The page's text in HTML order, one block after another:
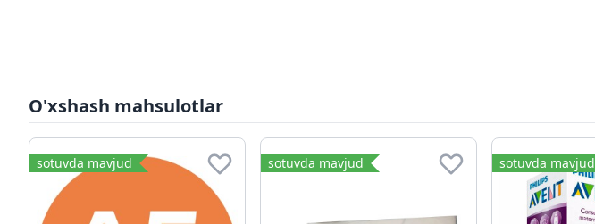
O'xshash mahsulotlar
sotuvda mavjud sotuvda mavjud sotuvda mavjud